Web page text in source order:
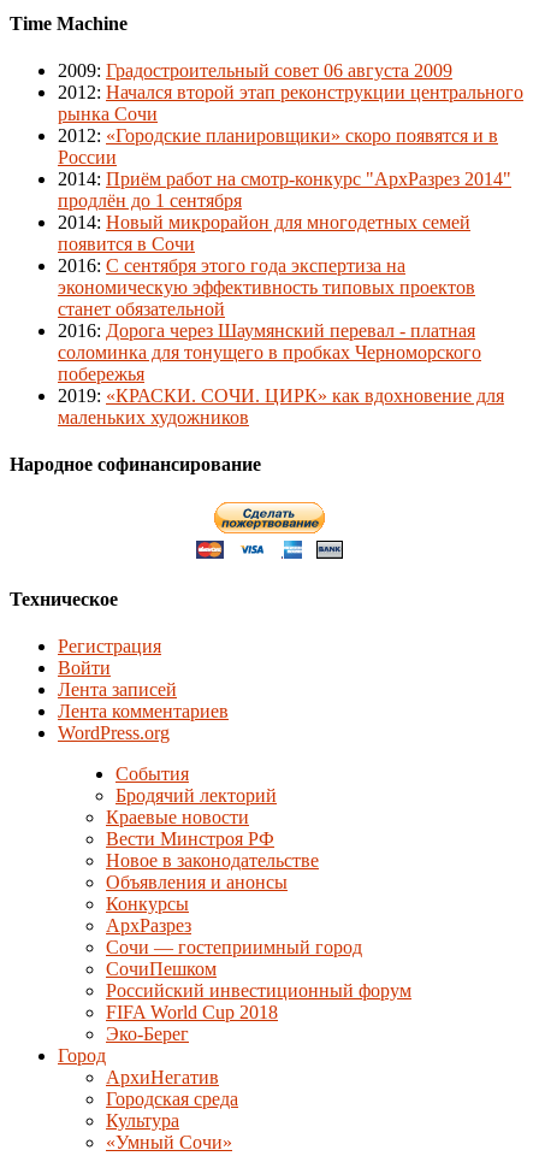
Time Machine
2009: Градостроительный совет 06 августа 2009
2012: Начался второй этап реконструкции центрального
рынка Сочи
2012: «Городские планировщики» скоро появятся и в
России
2014: Приём работ на смотр-конкурс "АрхРазрез 2014"
продлён до 1 сентября
2014: Новый микрорайон для многодетных семей
появится в Сочи
2016: С сентября этого года экспертиза на
экономическую эффективность типовых проектов
станет обязательной
2016: Дорога через Шаумянский перевал - платная
соломинка для тонущего в пробках Черноморского
побережья
2019: «КРАСКИ. СОЧИ. ЦИРК» как вдохновение для
маленьких художников
Народное софинансирование
Техническое
Регистрация
Войти
Лента записей
Лента комментариев
WordPress.org
События
Бродячий лекторий
Краевые новости
Вести Минстроя РФ
Новое в законодательстве
Объявления и анонсы
Конкурсы
АрхРазрез
Сочи — гостеприимный город
СочиПешком
Российский инвестиционный форум
FIFA World Cup 2018
Эко-Берег
Город
АрхиНегатив
Городская среда
Культура
«Умный Сочи»